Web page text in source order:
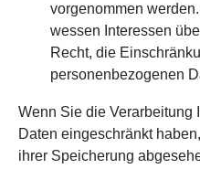
vorgenommen
wessen Interessen
Recht, die
personenbezogenen
Wenn Sie die Verarbeitung
Daten eingeschränkt
ihrer Speicherung